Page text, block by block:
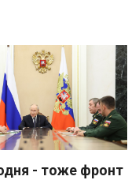
- тоже фронт